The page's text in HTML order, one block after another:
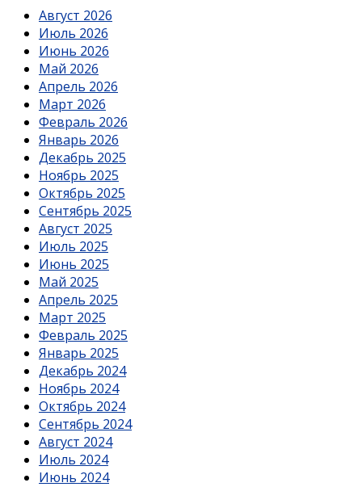
Август 2026
Июль 2026
Июнь 2026
Май 2026
Апрель 2026
Март 2026
Февраль 2026
Январь 2026
Декабрь 2025
Ноябрь 2025
Октябрь 2025
Сентябрь 2025
Август 2025
Июль 2025
Июнь 2025
Май 2025
Апрель 2025
Март 2025
Февраль 2025
Январь 2025
Декабрь 2024
Ноябрь 2024
Октябрь 2024
Сентябрь 2024
Август 2024
Июль 2024
Июнь 2024